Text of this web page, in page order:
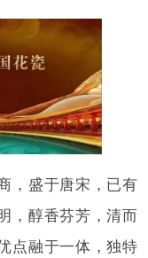
，盛于唐宋，已有
，醇香芬芳，清而
点融于一体，独特